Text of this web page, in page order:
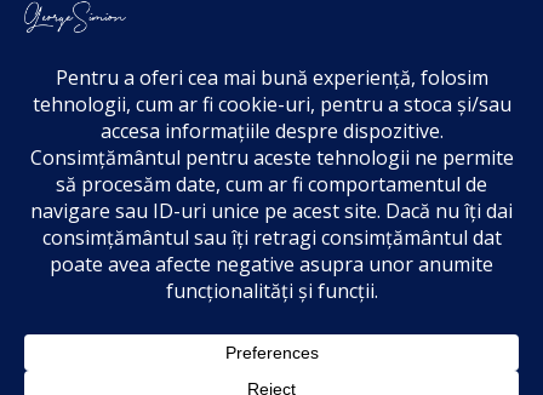
Politica cookies
Acordul de markting
Disclaimer